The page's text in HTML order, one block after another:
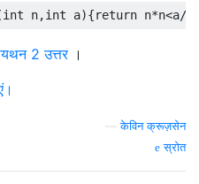
int n,int a){return n*n<a/
2 उत्तर।
—केविन क्रूज़सेन
स्रोत